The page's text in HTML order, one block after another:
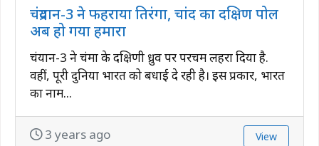
चंद्रयान-3 ने फहराया तिरंगा, चांद का दक्षिण पोल
अब हो गया हमारा
चंद्रयान-3 ने चंद्रमा के दक्षिणी ध्रुव पर परचम लहरा दिया है.
वहीं, पूरी दुनिया भारत को बधाई दे रही है। इस प्रकार, भारत
का नाम...
3 years ago View